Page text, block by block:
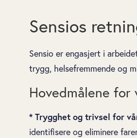
Sensios
Sensio er engasjert i
trygg, helsefremmende og
Hovedmålene for
* Trygghet og trivsel for
identifisere og eliminere